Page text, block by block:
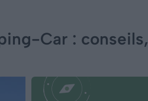
Car : conseils,